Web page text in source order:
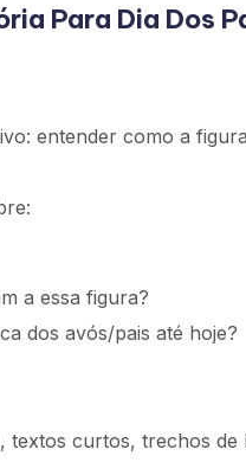
Para Dia Dos
entender como a
a essa figura?
dos avós/pais até hoje?
curtos, trechos de